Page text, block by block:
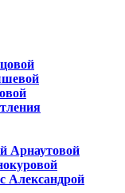
Арнаутовой
Александрой